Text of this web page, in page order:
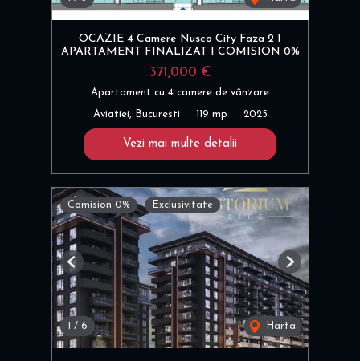
OCAZIE 4 Camere Nusco City Faza 2 I
APARTAMENT FINALIZAT I COMISION 0%
371,000 €
Apartament cu 4 camere de vânzare
Aviatiei, Bucuresti 119 mp 2025
Vezi mai multe detalii
Comision 0% Exclusivitate
1 / 6 Harta
Previous Next